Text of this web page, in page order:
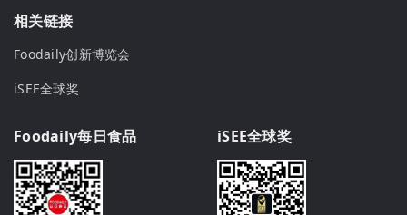
相关链接
Foodaily创新博览会
iSEE全球奖
Foodaily每日食品 iSEE全球奖